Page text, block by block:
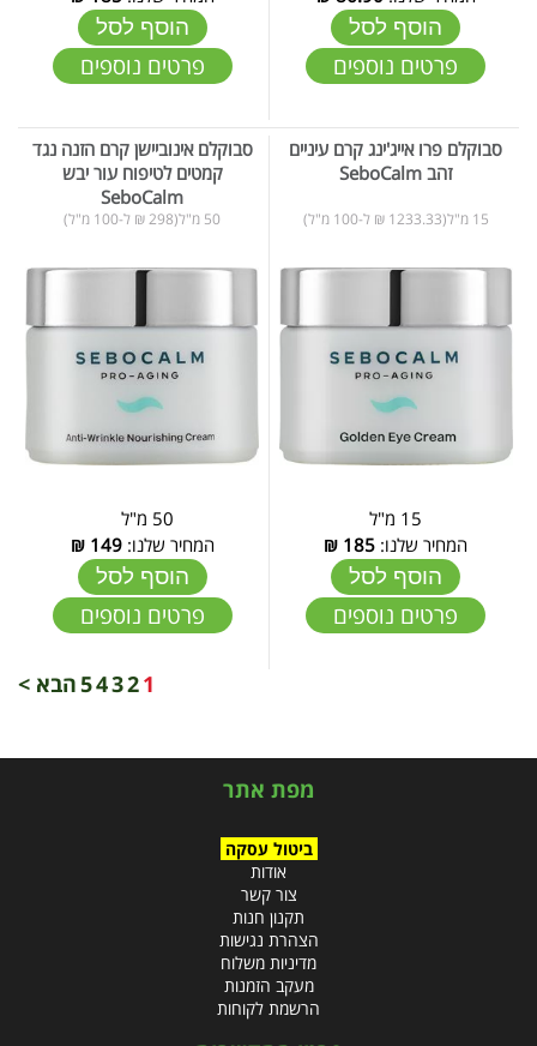
הוסף לסל
פרטים נוספים
הוסף לסל
פרטים נוספים
סבוקלם פרו אייג'ינג קרם עיניים
זהב SeboCalm
15 מ"ל(1233.33 ₪ ל-100 מ"ל)
15 מ"ל
המחיר שלנו: 185
₪
הוסף לסל
פרטים נוספים
סבוקלם אינוביישן קרם הזנה נגד
קמטים לטיפוח עור יבש
SeboCalm
50 מ"ל(298 ₪ ל-100 מ"ל)
50 מ"ל
המחיר שלנו:149
₪
הוסף לסל
פרטים נוספים
1
2
3
4
5הבא >
מפת אתר
ביטול עסקה
אודות
צור קשר
תקנון חנות
הצהרת נגישות
מדיניות משלוח
מעקב הזמנות
הרשמת לקוחות